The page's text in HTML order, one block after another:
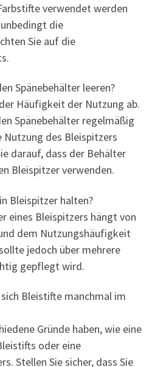
verwendet werden
die
Sie auf die
Spänebehälter leeren?
Häufigkeit der Nutzung ab.
Spänebehälter regelmäßig
Nutzung des Bleispitzers
darauf, dass der Behälter
Bleispitzer verwenden.
Bleispitzer halten?
eines Bleispitzers hängt von
dem Nutzungshäufigkeit
jedoch über mehrere
gepflegt wird.
Bleistifte manchmal im
Gründe haben, wie eine
oder eine
Stellen Sie sicher, dass Sie